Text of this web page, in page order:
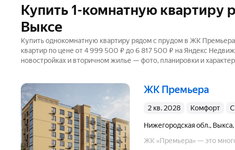
Купить 1-комнатную
Выксе
Купить однокомнатную квартиру рядом с прудом в ЖК
квартир по цене от 4 999 500 ₽ до 6 817 500 ₽ на Яндекс
новостройках и вторичном жилье — фото, планировки и
ЖК Премьера
2 кв. 2028 комфорт
Нижегородская обл., Выкса,
ЖК «Премьера» — это